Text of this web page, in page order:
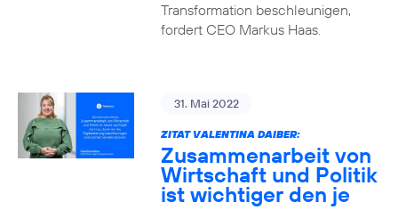
Transformation beschleunigen,
fordert CEO Markus Haas.
31. Mai 2022
ZITAT VALENTINA DAIBER:
Zusammenarbeit von
Wirtschaft und Politik
ist wichtiger den je